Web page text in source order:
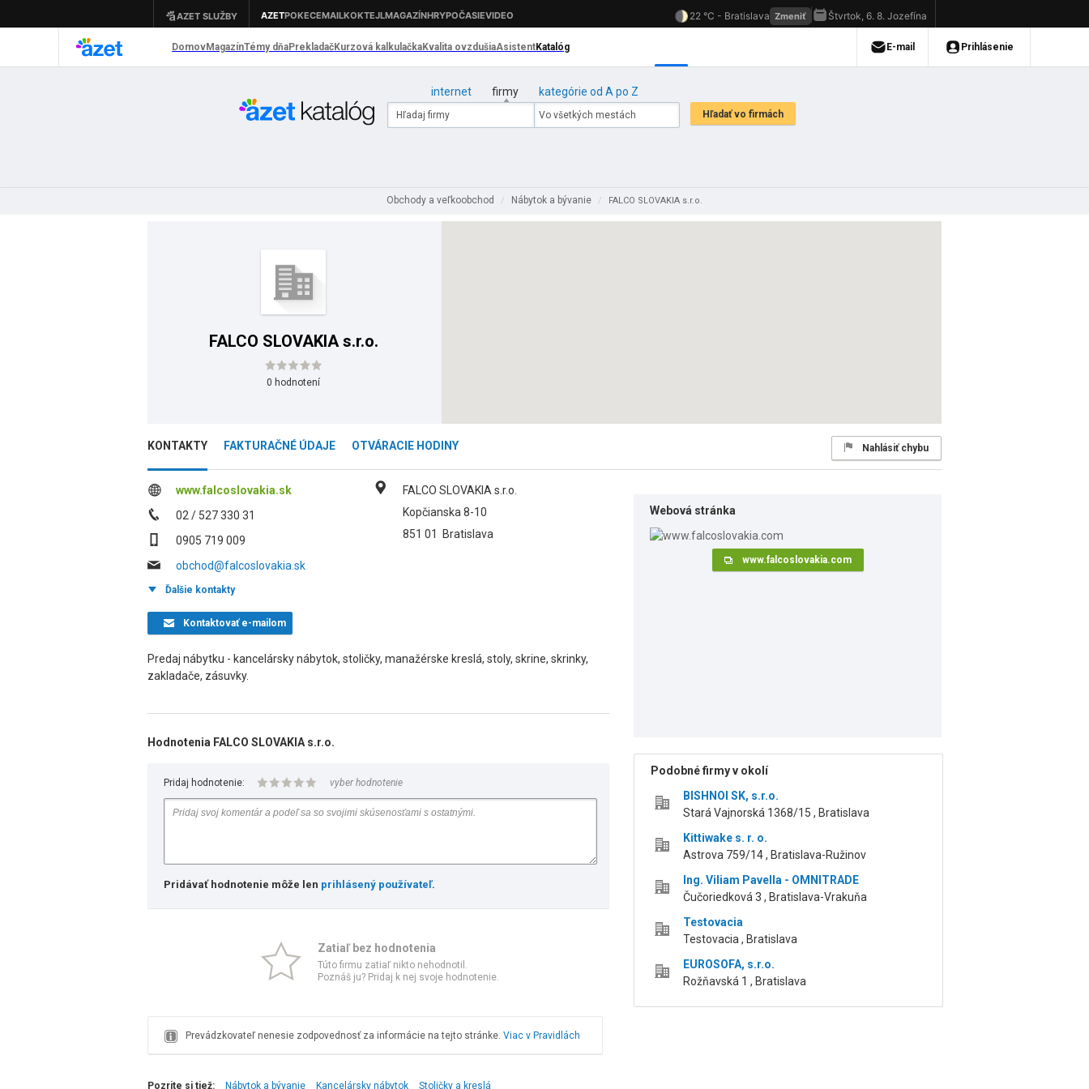
internet firmy kategórie od A po Z
Obchody a veľkoobchod / Nábytok a bývanie / FALCO SLOVAKIA s.r.o.
FALCO SLOVAKIA s.r.o.
0 hodnotení
KONTAKTY FAKTURAČNÉ ÚDAJE OTVÁRACIE HODINY Nahlásiť chybu
www.falcoslovakia.sk
02 / 527 330 31
0905 719 009
obchod@falcoslovakia.sk
FALCO SLOVAKIA s.r.o.
Kopčianska 8-10
851 01
Bratislava
Ďalšie kontakty
Kontaktovaťe-mailom
Predaj nábytku - kancelársky nábytok, stoličky, manažérske kreslá, stoly, skrine, skrinky,
zakladače, zásuvky.
Hodnotenia FALCO SLOVAKIA s.r.o.
Pridaj hodnotenie: vyber hodnotenie
Pridávať hodnotenie môže len prihlásený používateľ.
Zatiaľ bez hodnotenia
Túto firmu zatiaľ nikto nehodnotil.
Poznáš ju? Pridaj k nej svoje hodnotenie.
Prevádzkovateľ nenesie zodpovednosť za informácie na tejto stránke. Viac v Pravidlách
Webová stránka
www.falcoslovakia.com
Podobné firmy v okolí
BISHNOI SK, s.r.o.
Stará Vajnorská 1368/15 , Bratislava
Kittiwake s. r. o.
Astrova 759/14 , Bratislava-Ružinov
Ing. Viliam Pavella - OMNITRADE
Čučoriedková 3 , Bratislava-Vrakuňa
Testovacia
Testovacia , Bratislava
EUROSOFA, s.r.o.
Rožňavská 1 , Bratislava
Pozrite si tiež: Nábytok a bývanie Kancelársky nábytok Stoličky a kreslá